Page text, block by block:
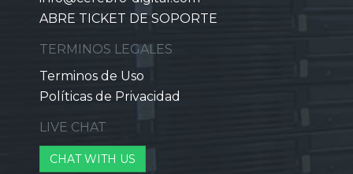
ABRE TICKET DE SOPORTE
TERMINOS LEGALES
Terminos de Uso
Políticas de Privacidad
LIVE CHAT
CHAT WITH US